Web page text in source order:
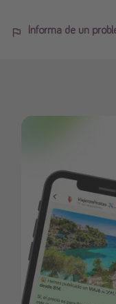
Informa de un